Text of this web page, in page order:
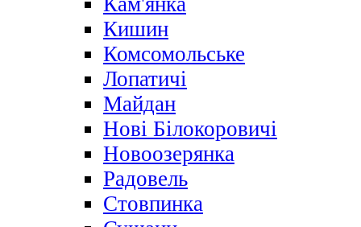
Кишин
Комсомольське
Лопатичі
Майдан
Нові Білокоровичі
Новоозерянка
Радовель
Стовпинка